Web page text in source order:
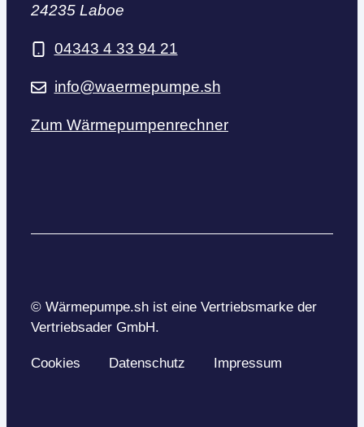
24235 Laboe
04343 4 33 94 21
info@waermepumpe.sh
Zum Wärmepumpenrechner
© Wärmepumpe.sh ist eine Vertriebsmarke der
Vertriebsader GmbH.
Cookies Datenschutz Impressum